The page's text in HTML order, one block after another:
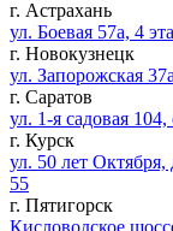
г. Астрахань
ул. Боевая 57а, 4
г. Новокузнецк
ул. Запорожская
г. Саратов
ул. 1-я садовая
г. Курск
ул. 50 лет
55
г. Пятигорск
Кисловодское